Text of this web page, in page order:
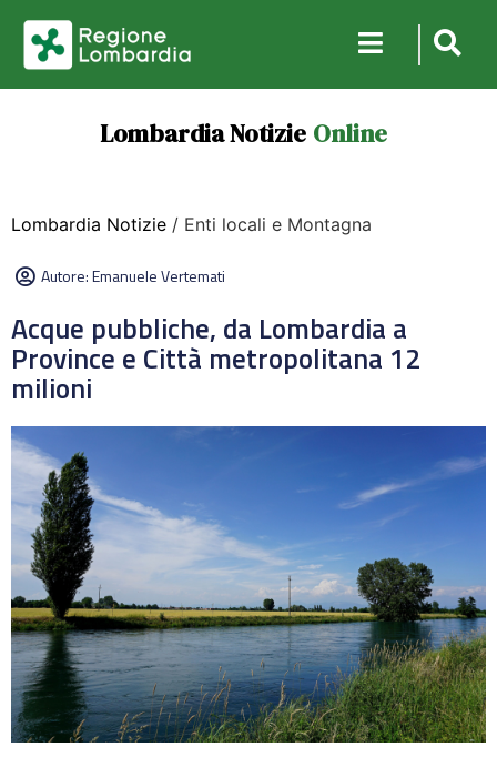
Lombardia Notizie Online
Lombardia Notizie / Enti locali e Montagna
Autore:Emanuele Vertemati
Acque pubbliche, da Lombardia a
Province e Città metropolitana 12
milioni